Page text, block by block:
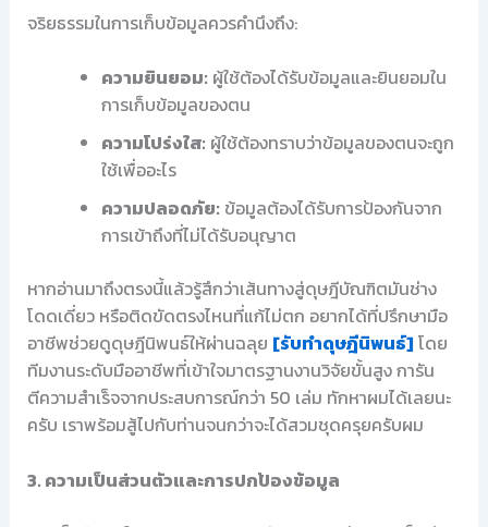
จริยธรรมในการเก็บข้อมูลควรคำนึงถึง:
ความยินยอม: ผู้ใช้ต้องได้รับข้อมูลและยินยอมใน
การเก็บข้อมูลของตน
ความโปร่งใส: ผู้ใช้ต้องทราบว่าข้อมูลของตนจะถูก
ใช้เพื่ออะไร
ความปลอดภัย: ข้อมูลต้องได้รับการป้องกันจาก
การเข้าถึงที่ไม่ได้รับอนุญาต
หากอ่านมาถึงตรงนี้แล้วรู้สึกว่าเส้นทางสู่ดุษฎีบัณฑิตมันช่าง
โดดเดี่ยว หรือติดขัดตรงไหนที่แก้ไม่ตก อยากได้ที่ปรึกษามือ
อาชีพช่วยดูดุษฎีนิพนธ์ให้ผ่านฉลุย [รับทำดุษฎีนิพนธ์] โดย
ทีมงานระดับมืออาชีพที่เข้าใจมาตรฐานงานวิจัยขั้นสูง การัน
ตีความสำเร็จจากประสบการณ์กว่า 50 เล่ม ทักหาผมได้เลยนะ
ครับ เราพร้อมสู้ไปกับท่านจนกว่าจะได้สวมชุดครุยครับผม
3. ความเป็นส่วนตัวและการปกป้องข้อมูล